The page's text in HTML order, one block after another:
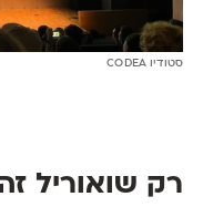
סטודיו CODEA
רק שואוריל